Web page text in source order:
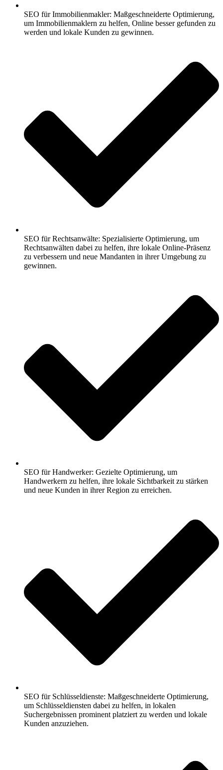
SEO für Immobilienmakler: Maßgeschneiderte Optimierung,
um Immobilienmaklern zu helfen, Online besser gefunden zu
werden und lokale Kunden zu gewinnen.
SEO für Rechtsanwälte: Spezialisierte Optimierung, um
Rechtsanwälten dabei zu helfen, ihre lokale Online-Präsenz
zu verbessern und neue Mandanten in ihrer Umgebung zu
gewinnen.
SEO für Handwerker: Gezielte Optimierung, um
Handwerkern zu helfen, ihre lokale Sichtbarkeit zu stärken
und neue Kunden in ihrer Region zu erreichen.
SEO für Schlüsseldienste: Maßgeschneiderte Optimierung,
um Schlüsseldiensten dabei zu helfen, in lokalen
Suchergebnissen prominent platziert zu werden und lokale
Kunden anzuziehen.